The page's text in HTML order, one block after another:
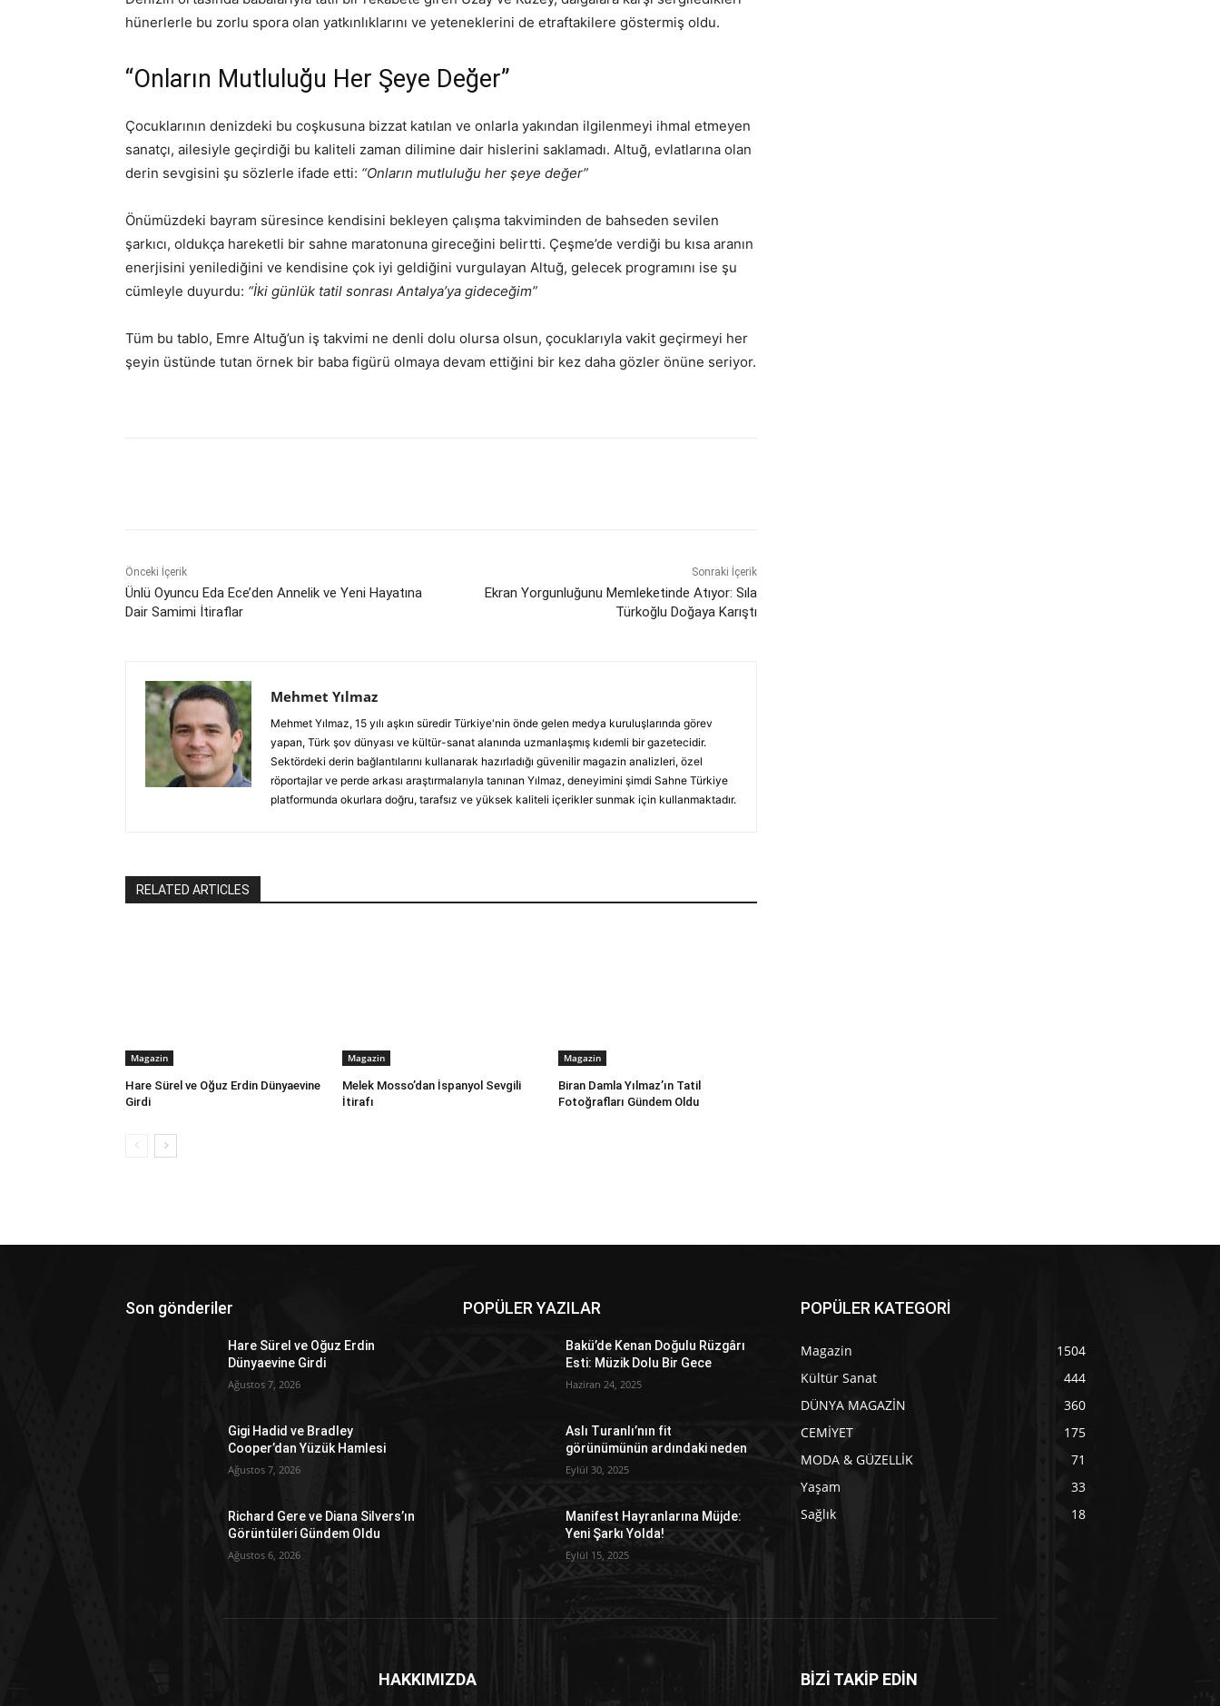
hünerlerle bu zorlu spora olan yatkınlıklarını ve yeteneklerini de etraftakilere göstermiş oldu.
“Onların Mutluluğu Her Şeye Değer”
Çocuklarının denizdeki bu coşkusuna bizzat katılan ve onlarla yakından ilgilenmeyi ihmal etmeyen
sanatçı, ailesiyle geçirdiği bu kaliteli zaman dilimine dair hislerini saklamadı. Altuğ, evlatlarına olan
derin sevgisini şu sözlerle ifade etti: “Onların mutluluğu her şeye değer”
Önümüzdeki bayram süresince kendisini bekleyen çalışma takviminden de bahseden sevilen
şarkıcı, oldukça hareketli bir sahne maratonuna gireceğini belirtti. Çeşme’de verdiği bu kısa aranın
enerjisini yenilediğini ve kendisine çok iyi geldiğini vurgulayan Altuğ, gelecek programını ise şu
cümleyle duyurdu: “İki günlük tatil sonrası Antalya’ya gideceğim”
Tüm bu tablo, Emre Altuğ’un iş takvimi ne denli dolu olursa olsun, çocuklarıyla vakit geçirmeyi her
şeyin üstünde tutan örnek bir baba figürü olmaya devam ettiğini bir kez daha gözler önüne seriyor.
Önceki İçerik
Ünlü Oyuncu Eda Ece’den Annelik ve Yeni Hayatına
Dair Samimi İtiraflar
Sonraki İçerik
Ekran Yorgunluğunu Memleketinde Atıyor: Sıla
Türkoğlu Doğaya Karıştı
Mehmet Yılmaz
Mehmet Yılmaz, 15 yılı aşkın süredir Türkiye'nin önde gelen medya kuruluşlarında görev
yapan, Türk şov dünyası ve kültür-sanat alanında uzmanlaşmış kıdemli bir gazetecidir.
Sektördeki derin bağlantılarını kullanarak hazırladığı güvenilir magazin analizleri, özel
röportajlar ve perde arkası araştırmalarıyla tanınan Yılmaz, deneyimini şimdi Sahne Türkiye
platformunda okurlara doğru, tarafsız ve yüksek kaliteli içerikler sunmak için kullanmaktadır.
RELATED ARTICLES
Magazin
Hare Sürel ve Oğuz Erdin Dünyaevine
Girdi
Magazin
Melek Mosso’dan İspanyol Sevgili
İtirafı
Magazin
Biran Damla Yılmaz’ın Tatil
Fotoğrafları Gündem Oldu
Son gönderiler
Hare Sürel ve Oğuz Erdin
Dünyaevine Girdi
Ağustos 7, 2026
Gigi Hadid ve Bradley
Cooper’dan Yüzük Hamlesi
Ağustos 7, 2026
Richard Gere ve Diana Silvers’ın
Görüntüleri Gündem Oldu
Ağustos 6, 2026
POPÜLER YAZILAR
Bakü’de Kenan Doğulu Rüzgârı
Esti: Müzik Dolu Bir Gece
Haziran 24, 2025
Aslı Turanlı’nın fit
görünümünün ardındaki neden
Eylül 30, 2025
Manifest Hayranlarına Müjde:
Yeni Şarkı Yolda!
Eylül 15, 2025
POPÜLER KATEGORİ
Magazin
1504
Kültür Sanat
444
DÜNYA MAGAZİN
360
CEMİYET
175
MODA & GÜZELLİK
71
Yaşam
33
Sağlık
18
HAKKIMIZDA BİZİ TAKİP EDİN